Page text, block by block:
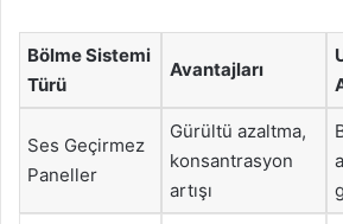
Bölme Sistemi
Türü
Avantajları
Ses Geçirmez
Paneller
Gürültü azaltma,
konsantrasyon
artışı